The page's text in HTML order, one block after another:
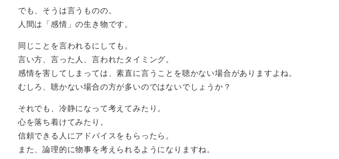
でも、そうは言うものの。
人間は「感情」の生き物です。
同じことを言われるにしても。
言い方、言った人、言われたタイミング。
感情を害してしまっては、素直に言うことを聴かない場合がありますよね。
むしろ、聴かない場合の方が多いのではないでしょうか？
それでも、冷静になって考えてみたり。
心を落ち着けてみたり。
信頼できる人にアドバイスをもらったら。
また、論理的に物事を考えられるようになりますね。